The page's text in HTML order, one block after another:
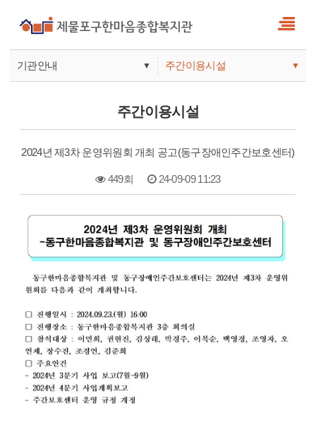
기관안내 ▼
기관안내
주간이용시설 ▼
주간보호
주간이용시설
2024년 제3차 운영위원회 개최 공고(동구장애인주간보호센터)
449회 24-09-09 11:23